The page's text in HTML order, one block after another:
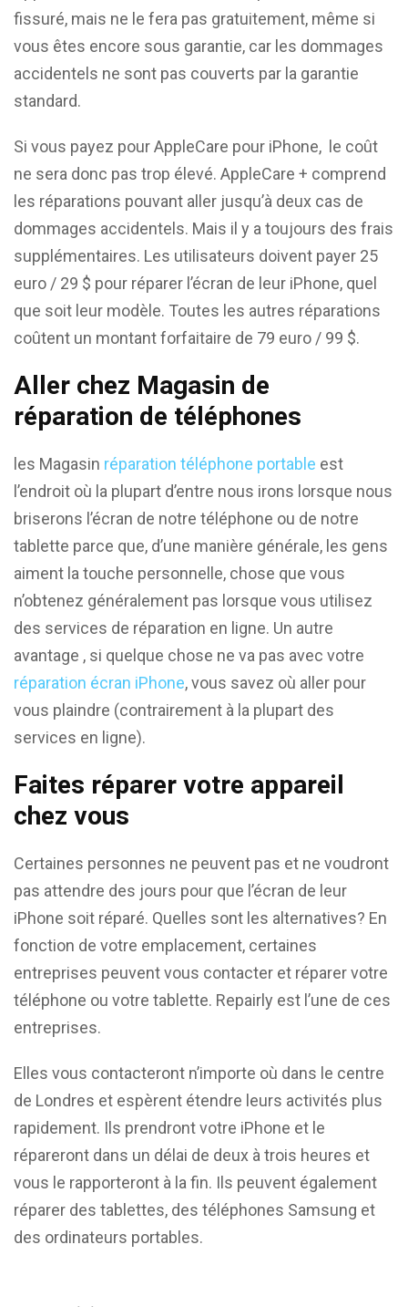
fissuré, mais ne le fera pas gratuitement, même si
vous êtes encore sous garantie, car les dommages
accidentels ne sont pas couverts par la garantie
standard.
Si vous payez pour AppleCare pour iPhone, le coût
ne sera donc pas trop élevé. AppleCare + comprend
les réparations pouvant aller jusqu’à deux cas de
dommages accidentels. Mais il y a toujours des frais
supplémentaires. Les utilisateurs doivent payer 25
euro / 29 $ pour réparer l’écran de leur iPhone, quel
que soit leur modèle. Toutes les autres réparations
coûtent un montant forfaitaire de 79 euro / 99 $.
Aller chez Magasin de
réparation de téléphones
les Magasin réparation téléphone portable est
l’endroit où la plupart d’entre nous irons lorsque nous
briserons l’écran de notre téléphone ou de notre
tablette parce que, d’une manière générale, les gens
aiment la touche personnelle, chose que vous
n’obtenez généralement pas lorsque vous utilisez
des services de réparation en ligne. Un autre
avantage , si quelque chose ne va pas avec votre
réparation écran iPhone, vous savez où aller pour
vous plaindre (contrairement à la plupart des
services en ligne).
Faites réparer votre appareil
chez vous
Certaines personnes ne peuvent pas et ne voudront
pas attendre des jours pour que l’écran de leur
iPhone soit réparé. Quelles sont les alternatives? En
fonction de votre emplacement, certaines
entreprises peuvent vous contacter et réparer votre
téléphone ou votre tablette. Repairly est l’une de ces
entreprises.
Elles vous contacteront n’importe où dans le centre
de Londres et espèrent étendre leurs activités plus
rapidement. Ils prendront votre iPhone et le
répareront dans un délai de deux à trois heures et
vous le rapporteront à la fin. Ils peuvent également
réparer des tablettes, des téléphones Samsung et
des ordinateurs portables.